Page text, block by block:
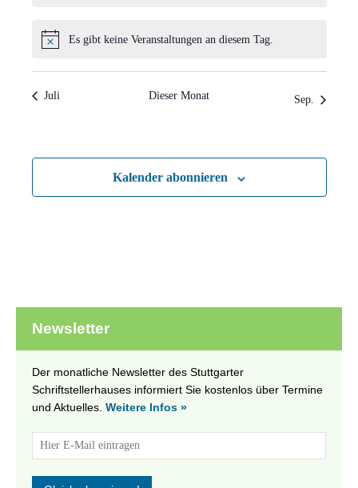
Hinweis
Es gibt keine Veranstaltungen an diesem Tag.
Juli Dieser Monat Sep.
Kalender abonnieren
Newsletter
Der monatliche Newsletter des Stuttgarter
Schriftstellerhauses informiert Sie kostenlos über Termine
und Aktuelles. Weitere Infos »